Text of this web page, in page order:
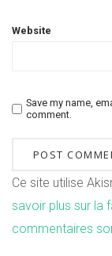
Website
Save my name,
comment.
Ce site utilise
savoir plus sur la
commentaires